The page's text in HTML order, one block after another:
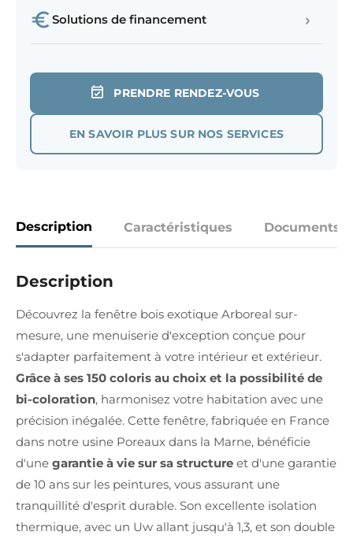
Solutions de financement ›
PRENDRE RENDEZ-VOUS
EN SAVOIR PLUS SUR NOS SERVICES
Description Caractéristiques Documents
Description
Découvrez la fenêtre bois exotique Arboreal sur-
mesure, une menuiserie d'exception conçue pour
s'adapter parfaitement à votre intérieur et extérieur.
Grâce à ses 150 coloris au choix et la possibilité de
bi-coloration, harmonisez votre habitation avec une
précision inégalée. Cette fenêtre, fabriquée en France
dans notre usine Poreaux dans la Marne, bénéficie
d'une garantie à vie sur sa structure et d'une garantie
de 10 ans sur les peintures, vous assurant une
tranquillité d'esprit durable. Son excellente isolation
thermique, avec un Uw allant jusqu'à 1,3, et son double